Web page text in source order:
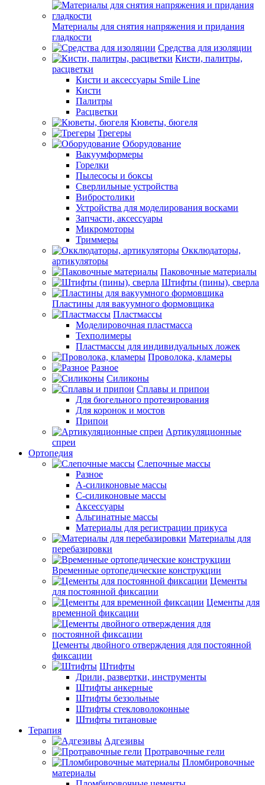
Материалы для снятия напряжения и придания
гладкости
Средства для изоляции
Кисти, палитры,
расцветки
Кисти и аксессуары Smile Line
Кисти
Палитры
Расцветки
Кюветы, бюгеля
Трегеры
Оборудование
Вакуумформеры
Горелки
Пылесосы и боксы
Сверлильные устройства
Вибростолики
Устройства для моделирования восками
Запчасти, аксессуары
Микромоторы
Триммеры
Окклюдаторы,
артикуляторы
Паковочные материалы
Штифты (пины), сверла
Пластины для вакуумного формовщика
Пластмассы
Моделировочная пластмасса
Техполимеры
Пластмассы для индивидуальных ложек
Проволока, кламеры
Разное
Силиконы
Сплавы и припои
Для бюгельного протезирования
Для коронок и мостов
Припои
Артикуляционные
спреи
Ортопедия
Слепочные массы
Разное
А-силиконовые массы
С-силиконовые массы
Аксессуары
Альгинатные массы
Материалы для регистрации прикуса
Материалы для
перебазировки
Временные ортопедические конструкции
Цементы
для постоянной фиксации
Цементы для
временной фиксации
Цементы двойного отверждения для постоянной
фиксации
Штифты
Дрили, развертки, инструменты
Штифты анкерные
Штифты беззольные
Штифты стекловолоконные
Штифты титановые
Терапия
Адгезивы
Протравочные гели
Пломбировочные
материалы